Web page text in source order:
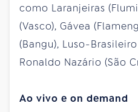
como Laranjeiras
(Vasco), Gávea
(Bangu), Luso-
Ronaldo Nazário (São
Ao vivo e on demand